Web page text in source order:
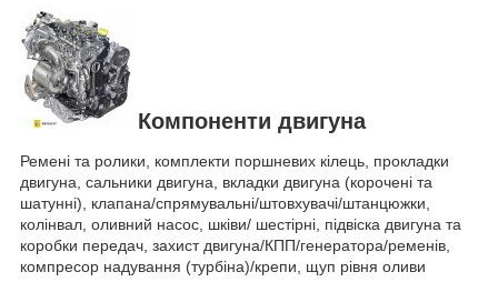
Компоненти двигуна
Ремені та ролики, комплекти поршневих кілець, прокладки
двигуна, сальники двигуна, вкладки двигуна (корочені та
шатунні), клапана/спрямувальні/штовхувачі/штанцюжки,
колінвал, оливний насос, шківи/ шестірні, підвіска двигуна та
коробки передач, захист двигуна/КПП/генератора/ременів,
компресор надування (турбіна)/крепи, щуп рівня оливи